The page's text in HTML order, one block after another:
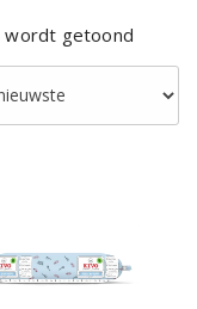
wordt getoond